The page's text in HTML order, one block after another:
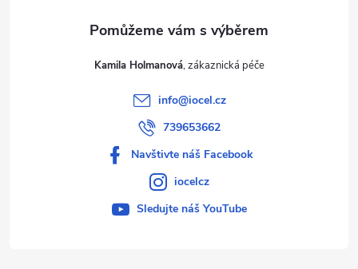
Kamila Holmanová
info@iocel.cz
739653662
Navštivte náš Facebook
iocelcz
Sledujte náš YouTube